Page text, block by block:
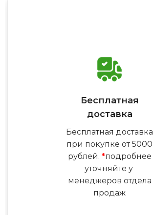
Бесплатная
доставка
Бесплатная доставка
при покупке от 5000
рублей. *подробнее
уточняйте у
менеджеров отдела
продаж